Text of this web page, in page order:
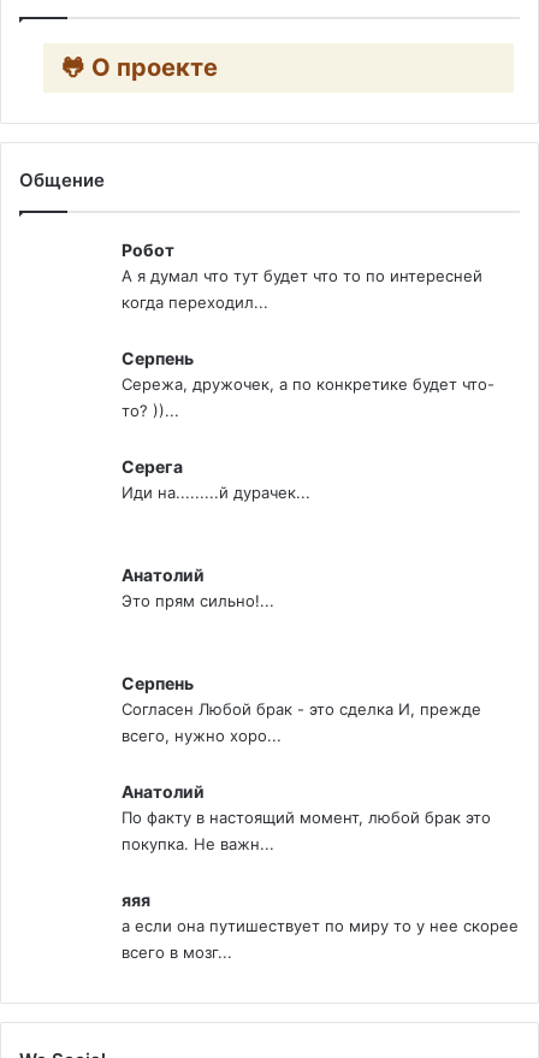
🐸 О проекте
Общение
Робот
А я думал что тут будет что то по интересней
когда переходил...
Серпень
Сережа, дружочек, а по конкретике будет что-
то? ))...
Серега
Иди на.........й дурачек...
Анатолий
Это прям сильно!...
Серпень
Согласен Любой брак - это сделка И, прежде
всего, нужно хоро...
Анатолий
По факту в настоящий момент, любой брак это
покупка. Не важн...
яяя
а если она путишествует по миру то у нее скорее
всего в мозг...